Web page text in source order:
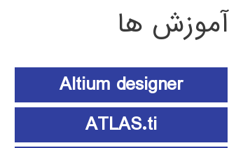
آموزش ها
Altium designer
ATLAS.ti